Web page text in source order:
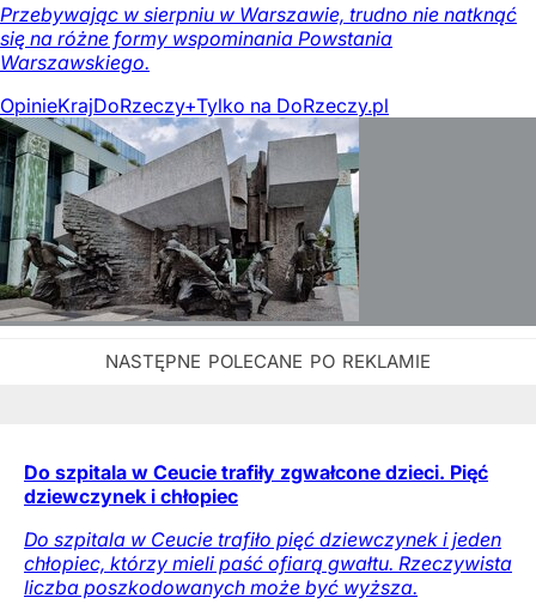
Przebywając w sierpniu w Warszawie, trudno nie natknąć
się na różne formy wspominania Powstania
Warszawskiego.
OpinieKrajDoRzeczy+Tylko na DoRzeczy.pl
Do szpitala w Ceucie trafiły zgwałcone dzieci. Pięć
dziewczynek i chłopiec
Do szpitala w Ceucie trafiło pięć dziewczynek i jeden
chłopiec, którzy mieli paść ofiarą gwałtu. Rzeczywista
liczba poszkodowanych może być wyższa.